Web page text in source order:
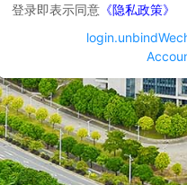
登录即表示同意 《隐私政策》